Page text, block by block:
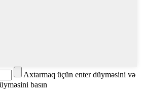
Axtarmaq üçün enter düyməsini və
basın